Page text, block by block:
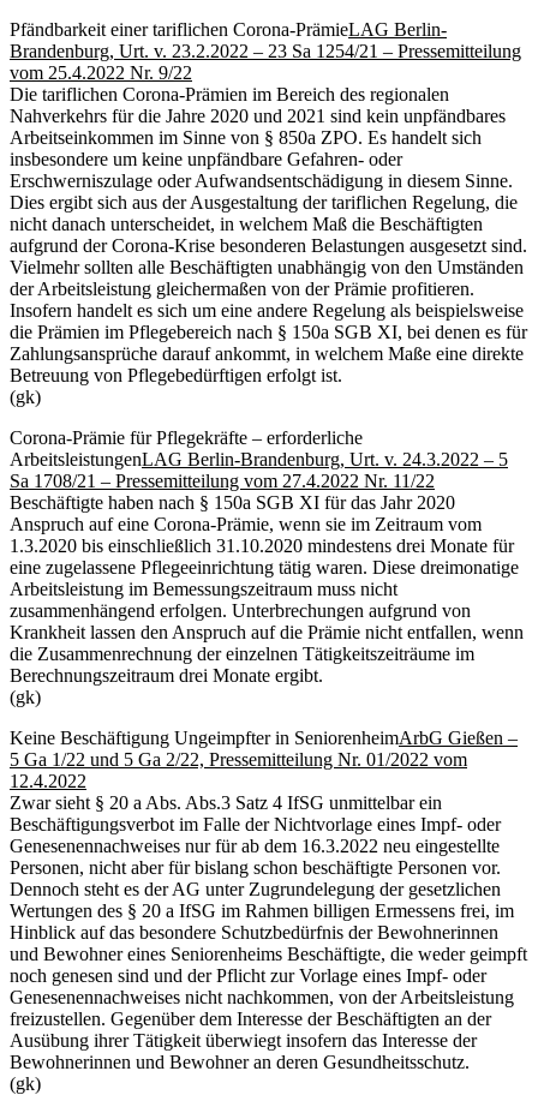
Pfändbarkeit einer tariflichen Corona-PrämieLAG Berlin-
Brandenburg, Urt. v. 23.2.2022 – 23 Sa 1254/21 – Pressemitteilung
vom 25.4.2022 Nr. 9/22
Die tariflichen Corona-Prämien im Bereich des regionalen
Nahverkehrs für die Jahre 2020 und 2021 sind kein unpfändbares
Arbeitseinkommen im Sinne von § 850a ZPO. Es handelt sich
insbesondere um keine unpfändbare Gefahren- oder
Erschwerniszulage oder Aufwandsentschädigung in diesem Sinne.
Dies ergibt sich aus der Ausgestaltung der tariflichen Regelung, die
nicht danach unterscheidet, in welchem Maß die Beschäftigten
aufgrund der Corona-Krise besonderen Belastungen ausgesetzt sind.
Vielmehr sollten alle Beschäftigten unabhängig von den Umständen
der Arbeitsleistung gleichermaßen von der Prämie profitieren.
Insofern handelt es sich um eine andere Regelung als beispielsweise
die Prämien im Pflegebereich nach § 150a SGB XI, bei denen es für
Zahlungsansprüche darauf ankommt, in welchem Maße eine direkte
Betreuung von Pflegebedürftigen erfolgt ist.
(gk)
Corona-Prämie für Pflegekräfte – erforderliche
ArbeitsleistungenLAG Berlin-Brandenburg, Urt. v. 24.3.2022 – 5
Sa 1708/21 – Pressemitteilung vom 27.4.2022 Nr. 11/22
Beschäftigte haben nach § 150a SGB XI für das Jahr 2020
Anspruch auf eine Corona-Prämie, wenn sie im Zeitraum vom
1.3.2020 bis einschließlich 31.10.2020 mindestens drei Monate für
eine zugelassene Pflegeeinrichtung tätig waren. Diese dreimonatige
Arbeitsleistung im Bemessungszeitraum muss nicht
zusammenhängend erfolgen. Unterbrechungen aufgrund von
Krankheit lassen den Anspruch auf die Prämie nicht entfallen, wenn
die Zusammenrechnung der einzelnen Tätigkeitszeiträume im
Berechnungszeitraum drei Monate ergibt.
(gk)
Keine Beschäftigung Ungeimpfter in SeniorenheimArbG Gießen –
5 Ga 1/22 und 5 Ga 2/22, Pressemitteilung Nr. 01/2022 vom
12.4.2022
Zwar sieht § 20 a Abs. Abs.3 Satz 4 IfSG unmittelbar ein
Beschäftigungsverbot im Falle der Nichtvorlage eines Impf- oder
Genesenennachweises nur für ab dem 16.3.2022 neu eingestellte
Personen, nicht aber für bislang schon beschäftigte Personen vor.
Dennoch steht es der AG unter Zugrundelegung der gesetzlichen
Wertungen des § 20 a IfSG im Rahmen billigen Ermessens frei, im
Hinblick auf das besondere Schutzbedürfnis der Bewohnerinnen
und Bewohner eines Seniorenheims Beschäftigte, die weder geimpft
noch genesen sind und der Pflicht zur Vorlage eines Impf- oder
Genesenennachweises nicht nachkommen, von der Arbeitsleistung
freizustellen. Gegenüber dem Interesse der Beschäftigten an der
Ausübung ihrer Tätigkeit überwiegt insofern das Interesse der
Bewohnerinnen und Bewohner an deren Gesundheitsschutz.
(gk)